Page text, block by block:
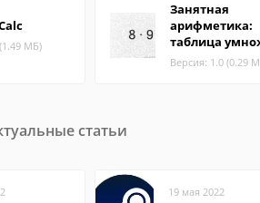
МБ)
Занятная
арифметика:
таблица
Версия: 1.0 (0.29
статьи
19 мая 2022